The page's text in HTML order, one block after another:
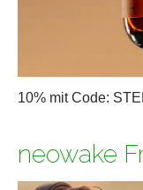
10% mit Code:
neowake